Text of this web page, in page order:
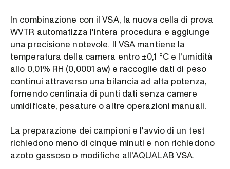
In combinazione con il VSA, la nuova cella di prova
WVTR automatizza l'intera procedura e aggiunge
una precisione notevole. Il VSA mantiene la
temperatura della camera entro ±0,1 °C e l'umidità
allo 0,01% RH (0,0001 aw) e raccoglie dati di peso
continui attraverso una bilancia ad alta potenza,
fornendo centinaia di punti dati senza camere
umidificate, pesature o altre operazioni manuali.
La preparazione dei campioni e l'avvio di un test
richiedono meno di cinque minuti e non richiedono
azoto gassoso o modifiche all'AQUALAB VSA.